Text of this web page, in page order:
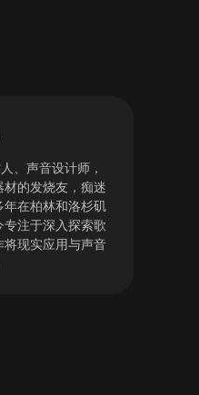
、声音设计师，
的发烧友，痴迷
在柏林和洛杉矶
注于深入探索歌
将现实应用与声音